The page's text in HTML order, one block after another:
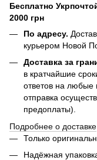
Бесплатно
2000 грн
По адресу.
курьером Новой
Доставка за
в кратчайшие
ответов на любые
отправка
предоплаты).
Подробнее о доставке
Только
Надёжная